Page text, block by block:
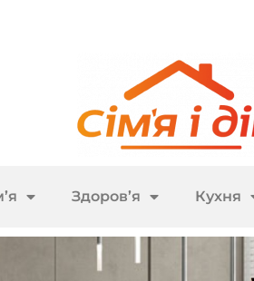
Здоров’я Кухня